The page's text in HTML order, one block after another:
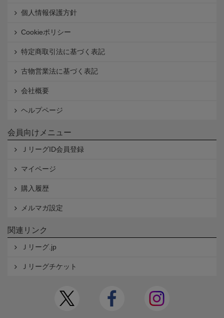
個人情報保護方針
Cookieポリシー
特定商取引法に基づく表記
古物営業法に基づく表記
会社概要
ヘルプページ
会員向けメニュー
ＪリーグID会員登録
マイページ
購入履歴
メルマガ設定
関連リンク
Ｊリーグ.jp
Ｊリーグチケット